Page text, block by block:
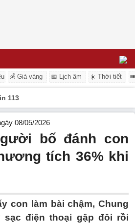
💰 Giá vàng 📅 Lịch âm ☀️ Thời tiết
113
08/05/2026
bố đánh con
tích 36% khi
con làm bài chậm, Chung
điện thoại gập đôi rồi